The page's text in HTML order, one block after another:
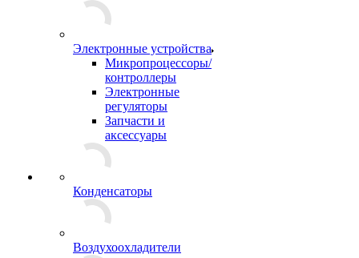
Электронные устройства
Микропроцессоры/
контроллеры
Электронные
регуляторы
Запчасти и
аксессуары
Конденсаторы
Воздухоохладители